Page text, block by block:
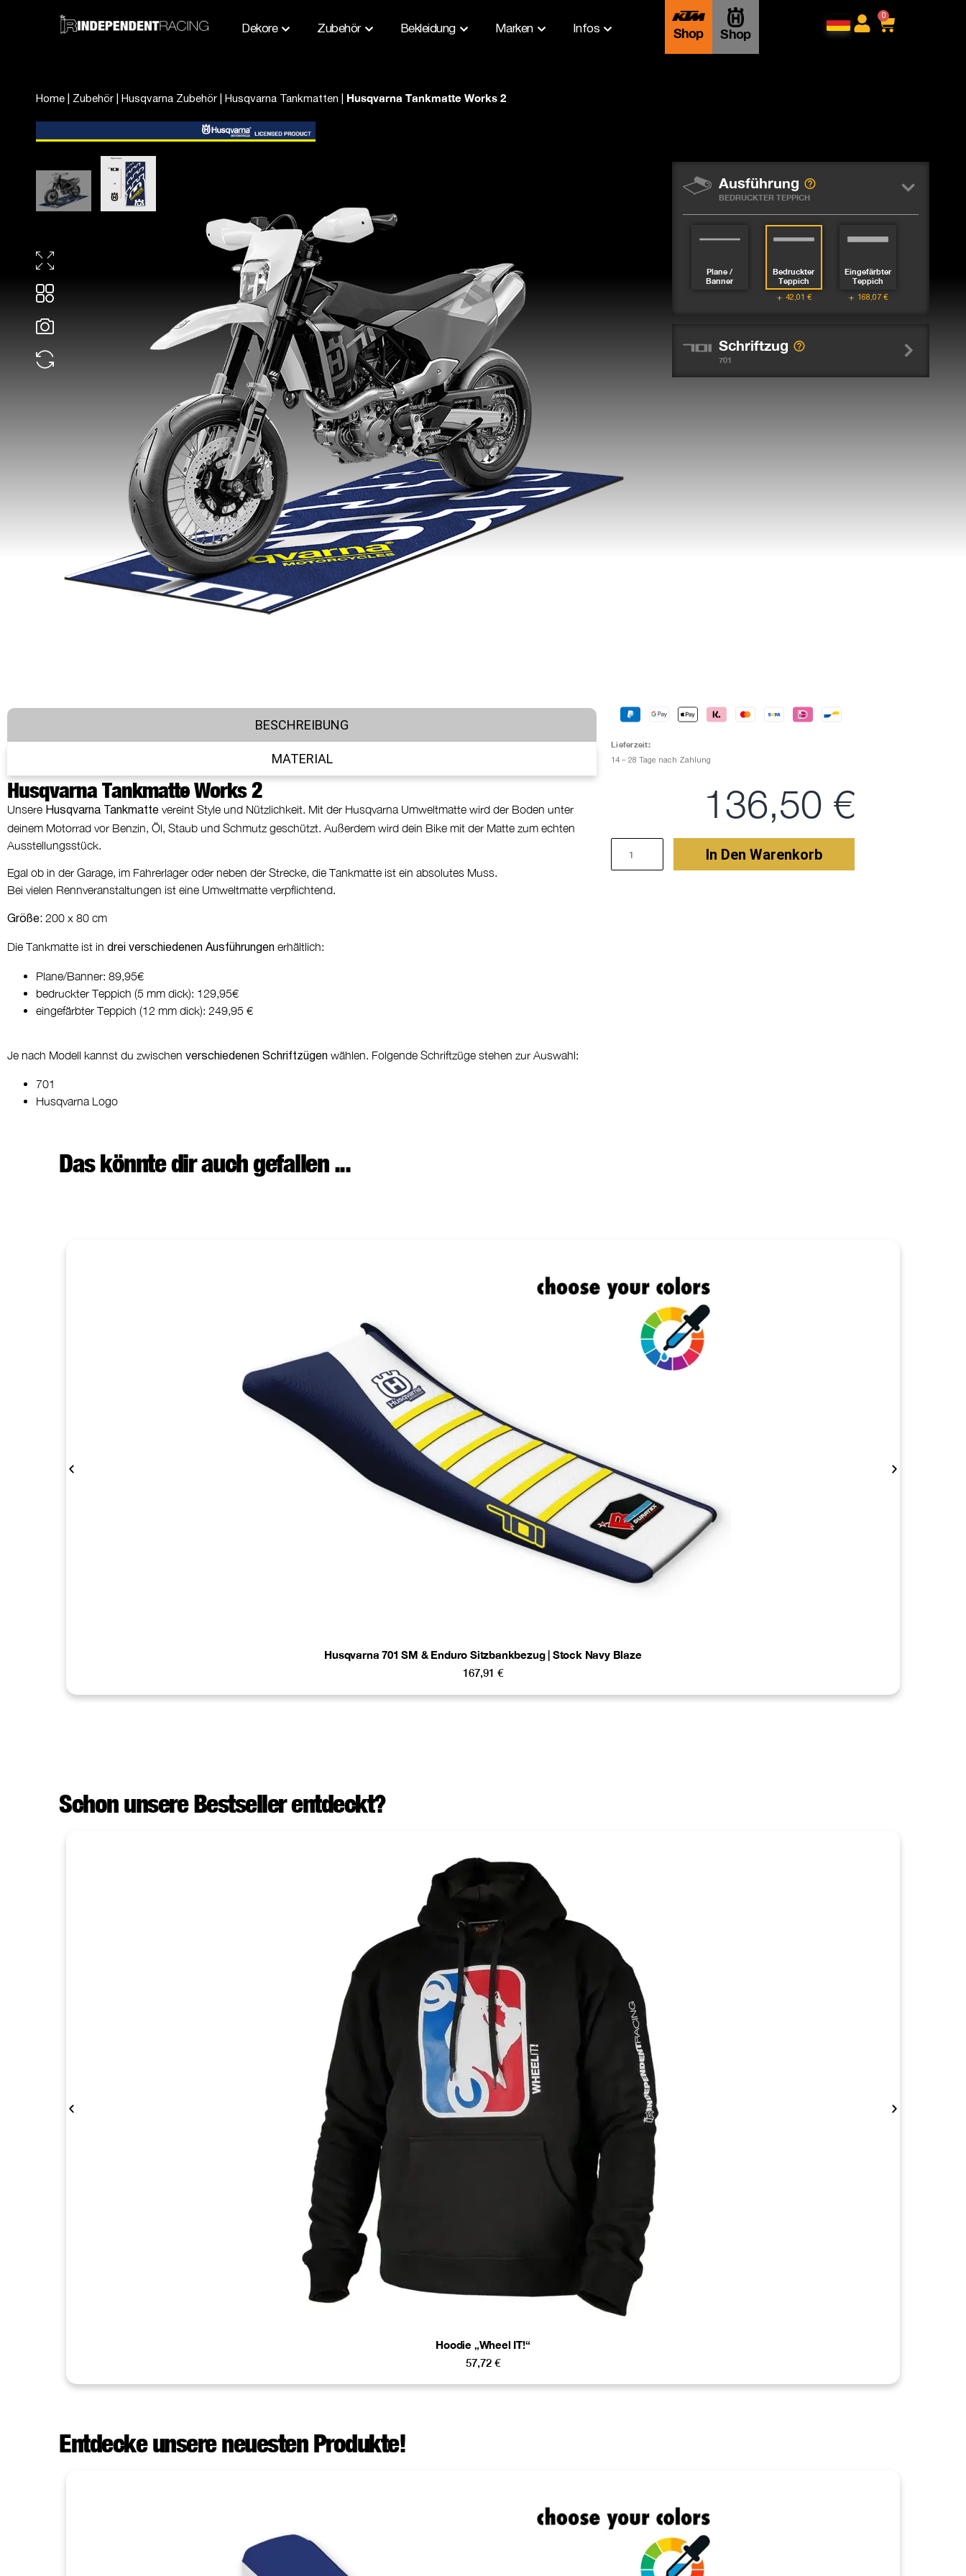
Dekore Zubehör Bekleidung Marken Infos Shop Shop
0
Home Zubehör Husqvarna Zubehör Husqvarna Tankmatten Husqvarna Tankmatte Works 2
Ausführung
BEDRUCKTER TEPPICH
Plane /
Banner
Bedruckter
Teppich
42,01€
Eingefärbter
Teppich
168,07€
Schriftzug
701
BESCHREIBUNG
MATERIAL
Husqvarna Tankmatte Works 2
Unsere Husqvarna Tankmatte vereint Style und Nützlichkeit. Mit der Husqvarna Umweltmatte wird der Boden unter
deinem Motorrad vor Benzin, Öl, Staub und Schmutz geschützt. Außerdem wird dein Bike mit der Matte zum echten
Ausstellungsstück.
Egal ob in der Garage, im Fahrerlager oder neben der Strecke, die Tankmatte ist ein absolutes Muss.
Bei vielen Rennveranstaltungen ist eine Umweltmatte verpflichtend.
Größe: 200 x 80 cm
Die Tankmatte ist in drei verschiedenen Ausführungen erhältlich:
Plane/Banner: 89,95€
bedruckter Teppich (5 mm dick): 129,95€
eingefärbter Teppich (12 mm dick): 249,95 €
Je nach Modell kannst du zwischen verschiedenen Schriftzügen wählen. Folgende Schriftzüge stehen zur Auswahl:
701
Husqvarna Logo
Lieferzeit:
14 – 28 Tage nach Zahlung
136,50 €
In Den Warenkorb
Das könnte dir auch gefallen ...
Husqvarna 701 SM & Enduro Sitzbankbezug | Stock Navy Blaze
167,91 €
Schon unsere Bestseller entdeckt?
Hoodie „Wheel IT!“
57,72 €
Entdecke unsere neuesten Produkte!